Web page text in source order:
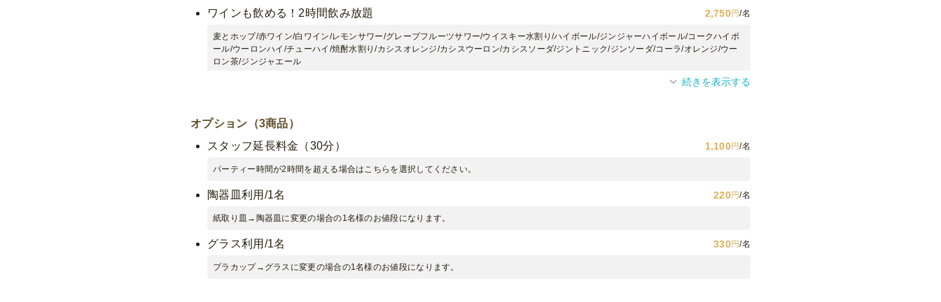
ワインも飲める！2時間飲み放題 2,750円/名
麦とホップ/赤ワイン/白ワイン/レモンサワー/グレープフルーツサワー/ウイスキー水割り/ハイボール/ジンジャーハイボール/コークハイボ
ール/ウーロンハイ/チューハイ/焼酎水割り/カシスオレンジ/カシスウーロン/カシスソーダ/ジントニック/ジンソーダ/コーラ/オレンジ/ウー
ロン茶/ジンジャエール
3,300 円 /名
イボール/コークハイボール/ウーロンハイ/チューハイ/焼酎水割り/カシスオレンジ/カシスウーロン/カシスソーダ/ジントニック/ジンソーダ/
続きを表示する
オプション（3商品）
スタッフ延長料金（30分）
1,100円/名
パーティー時間が2時間を超える場合はこちらを選択してください。
陶器皿利用/1名 220円/名
紙取り皿→陶器皿に変更の場合の1名様のお値段になります。
グラス利用/1名 330円/名
プラカップ→グラスに変更の場合の1名様のお値段になります。